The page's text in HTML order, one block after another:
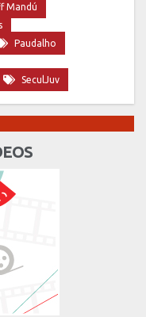
Mandú
Paudalho
SeculJuv